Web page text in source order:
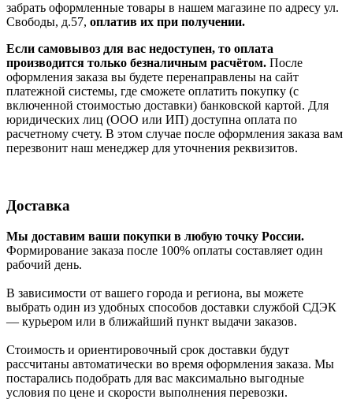
забрать оформленные товары в нашем магазине по адресу ул.
Свободы, д.57, оплатив их при получении.
Если самовывоз для вас недоступен, то оплата
производится только безналичным расчётом. После
оформления заказа вы будете перенаправлены на сайт
платежной системы, где сможете оплатить покупку (с
включенной стоимостью доставки) банковской картой. Для
юридических лиц (ООО или ИП) доступна оплата по
расчетному счету. В этом случае после оформления заказа вам
перезвонит наш менеджер для уточнения реквизитов.
Доставка
Мы доставим ваши покупки в любую точку России.
Формирование заказа после 100% оплаты составляет один
рабочий день.
В зависимости от вашего города и региона, вы можете
выбрать один из удобных способов доставки службой СДЭК
— курьером или в ближайший пункт выдачи заказов.
Стоимость и ориентировочный срок доставки будут
рассчитаны автоматически во время оформления заказа. Мы
постарались подобрать для вас максимально выгодные
условия по цене и скорости выполнения перевозки.